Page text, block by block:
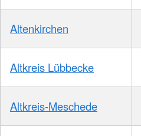
Altenkirchen
Altkreis Lübbecke
Altkreis-Meschede